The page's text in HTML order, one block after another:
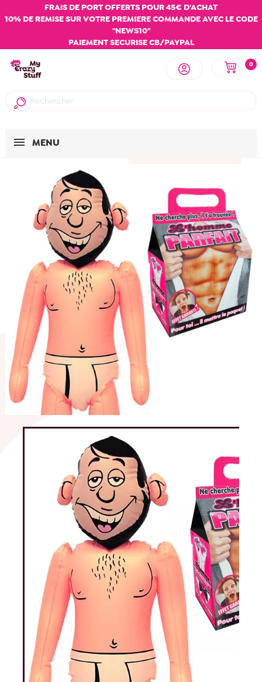
FRAIS DE PORT OFFERTS POUR 45€ D'ACHAT
10% DE REMISE SUR VOTRE PREMIERE COMMANDE AVEC LE CODE
"NEWS10"
PAIEMENT SECURISE CB/PAYPAL
0
MENU